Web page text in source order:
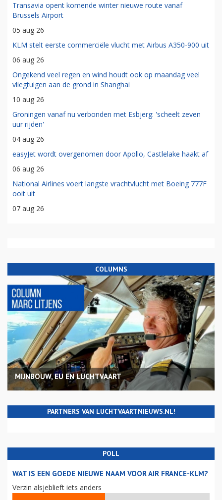
Transavia opent komende winter nieuwe route vanaf
Brussels Airport
05 aug 26
KLM stelt eerste commerciële vlucht met Airbus A350-900 uit
06 aug 26
Ongekend veel regen en wind houdt ook op maandag veel
vliegtuigen aan de grond in Shanghai
10 aug 26
Groningen vanaf nu verbonden met Esbjerg: 'scheelt zeven
uur rijden'
04 aug 26
easyJet wordt overgenomen door Apollo, Castlelake haakt af
06 aug 26
National Airlines voert langste vrachtvlucht met Boeing 777F
ooit uit
07 aug 26
COLUMNS
MIJNBOUW, EU EN LUCHTVAART
PARTNERS VAN LUCHTVAARTNIEUWS.NL!
POLL
WAT IS EEN GOEDE NIEUWE NAAM VOOR AIR FRANCE-KLM?
Verzin alsjeblieft iets anders